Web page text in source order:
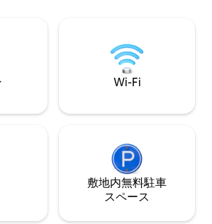
ストランやすべて
ります。
Wi-Fi
敷地内無料駐⁠車
ス⁠ペ⁠ー⁠ス